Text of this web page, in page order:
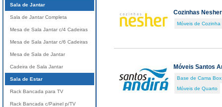
Cozinhas Nesher
Móveis de Cozinha
Móveis Santos
Base de Cama Box
Móveis de Quarto
Sala de Jantar
Sala de Jantar Completa
Mesa de Sala Jantar c/4 Cadeiras
Mesa de Sala Jantar c/6 Cadeiras
Mesa de Sala de Jantar
Cadeira de Sala Jantar
Sala de Estar
Rack Bancada para TV
Rack Bancada c/Painel p/TV